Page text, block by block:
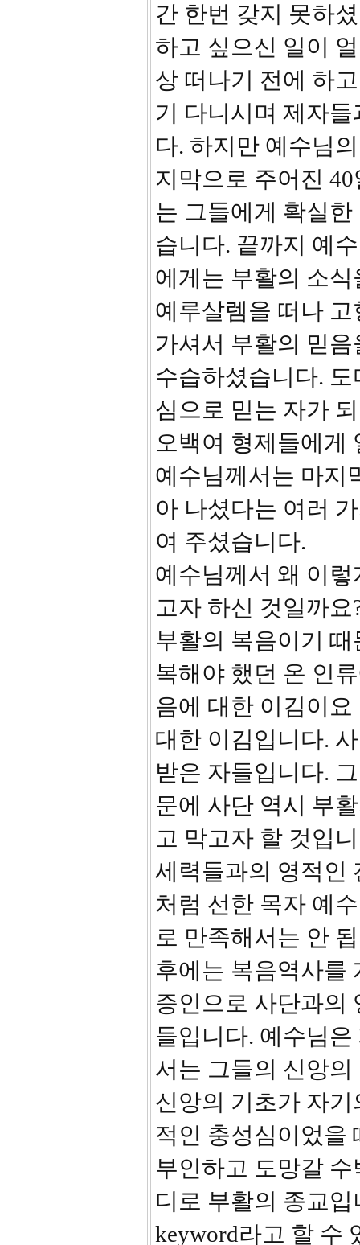
간 한번 갖지 못하
하고 싶으신 일이
상 떠나기 전에 하
기 다니시며 제자
다. 하지만 예수님
지막으로 주어진
는 그들에게 확실
습니다. 끝까지 예
에게는 부활의 소
예루살렘을 떠나
가셔서 부활의 믿
수습하셨습니다.
심으로 믿는 자가
오백여 형제들에게
예수님께서는 마지
아 나셨다는 여러
여 주셨습니다.
예수님께서 왜 이
고자 하신 것일까
부활의 복음이기
복해야 했던 온 인
음에 대한 이김이
대한 이김입니다.
받은 자들입니다.
문에 사단 역시 부
고 막고자 할 것입
세력들과의 영적인
처럼 선한 목자 예
로 만족해서는 안
후에는 복음역사를
증인으로 사단과의
들입니다. 예수님
서는 그들의 신앙
신앙의 기초가 자
적인 충성심이었을
부인하고 도망갈
디로 부활의 종교
keyword라고 할 수